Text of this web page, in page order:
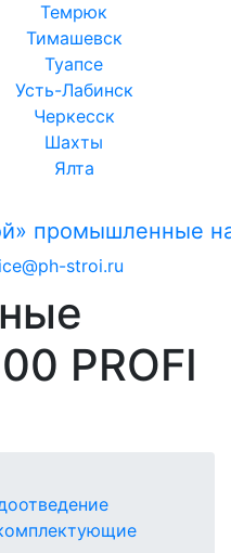
Темрюк
Тимашевск
Туапсе
Усть-Лабинск
Черкесск
Шахты
Ялта
stroi.ru
PROFI